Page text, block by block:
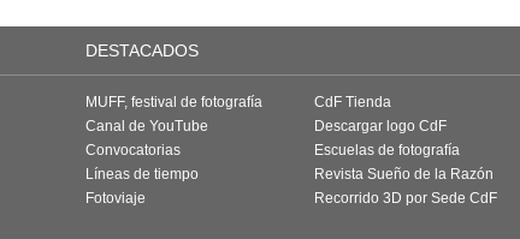
DESTACADOS
MUFF, festival de fotografía
Canal de YouTube
Convocatorias
Líneas de tiempo
Fotoviaje
CdF Tienda
Descargar logo CdF
Escuelas de fotografía
Revista Sueño de la Razón
Recorrido 3D por Sede CdF